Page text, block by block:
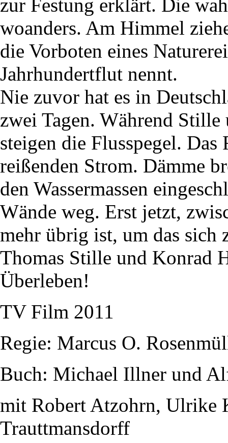
zur Festung erklärt. Die
woanders. Am Himmel
die Vorboten eines
Jahrhundertflut nennt.
Nie zuvor hat es in
zwei Tagen. Während
steigen die Flusspegel.
reißenden Strom. Dämme
den Wassermassen
Wände weg. Erst jetzt,
mehr übrig ist, um das sich
Thomas Stille und Konrad
Überleben!
TV Film 2011
Regie: Marcus O.
Buch: Michael Illner und
mit Robert Atzohrn, Ulrike
Trauttmansdorff